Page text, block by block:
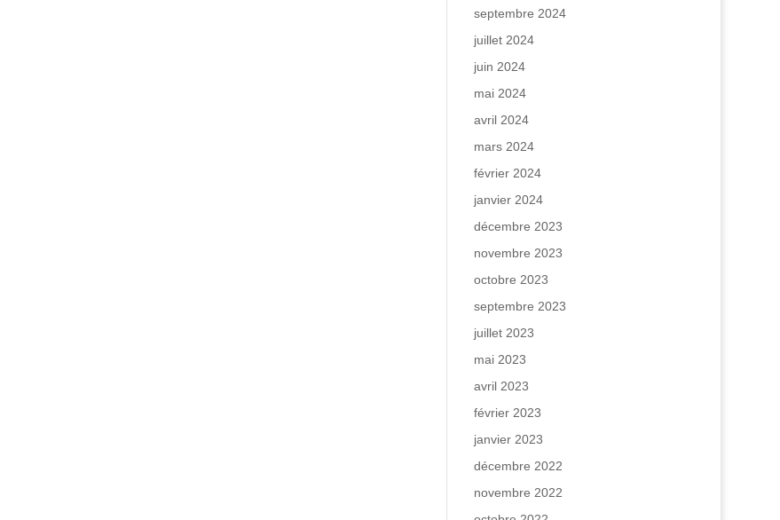
septembre 2024
juillet 2024
juin 2024
mai 2024
avril 2024
mars 2024
février 2024
janvier 2024
décembre 2023
novembre 2023
octobre 2023
septembre 2023
juillet 2023
mai 2023
avril 2023
février 2023
janvier 2023
décembre 2022
novembre 2022